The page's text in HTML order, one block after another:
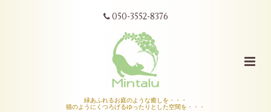
050-3552-8376
緑あふれるお庭のような癒しを・・・
猫のようにくつろげるゆったりとした空間を・・・